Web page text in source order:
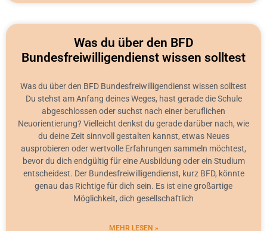
Was du über den BFD
Bundesfreiwilligendienst wissen solltest
Was du über den BFD Bundesfreiwilligendienst wissen solltest
Du stehst am Anfang deines Weges, hast gerade die Schule
abgeschlossen oder suchst nach einer beruflichen
Neuorientierung? Vielleicht denkst du gerade darüber nach, wie
du deine Zeit sinnvoll gestalten kannst, etwas Neues
ausprobieren oder wertvolle Erfahrungen sammeln möchtest,
bevor du dich endgültig für eine Ausbildung oder ein Studium
entscheidest. Der Bundesfreiwilligendienst, kurz BFD, könnte
genau das Richtige für dich sein. Es ist eine großartige
Möglichkeit, dich gesellschaftlich
MEHR LESEN »